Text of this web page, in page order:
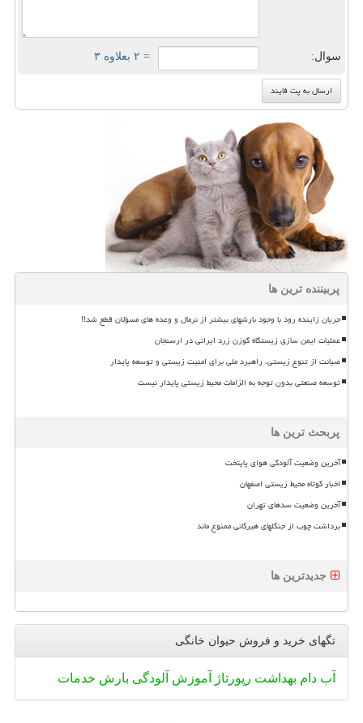
سوال: = ۲ بعلاوه ۳
پربیننده ترین ها
جریان زاینده رود با وجود بارشهای بیشتر از نرمال و وعده های مسؤلان قطع شد!!
عملیات ایمن سازی زیستگاه گوزن زرد ایرانی در ارسنجان
صیانت از تنوع زیستی، راهبرد ملی برای امنیت زیستی و توسعه پایدار
توسعه صنعتی بدون توجه به الزامات محیط زیستی پایدار نیست
پربحث ترین ها
آخرین وضعیت آلودگی هوای پایتخت
اخبار کوتاه محیط زیستی اصفهان
آخرین وضعیت سدهای تهران
برداشت چوب از جنگلهای هیرکانی ممنوع ماند
جدیدترین ها
تگهای خرید و فروش حیوان خانگی
آب دام بهداشت رپورتاژ آموزش آلودگی بارش خدمات